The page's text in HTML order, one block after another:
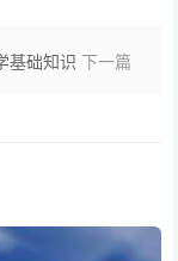
础知识 下一篇